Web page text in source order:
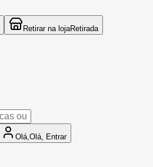
Retirar na lojaRetirada
Olá, Olá, Entrar